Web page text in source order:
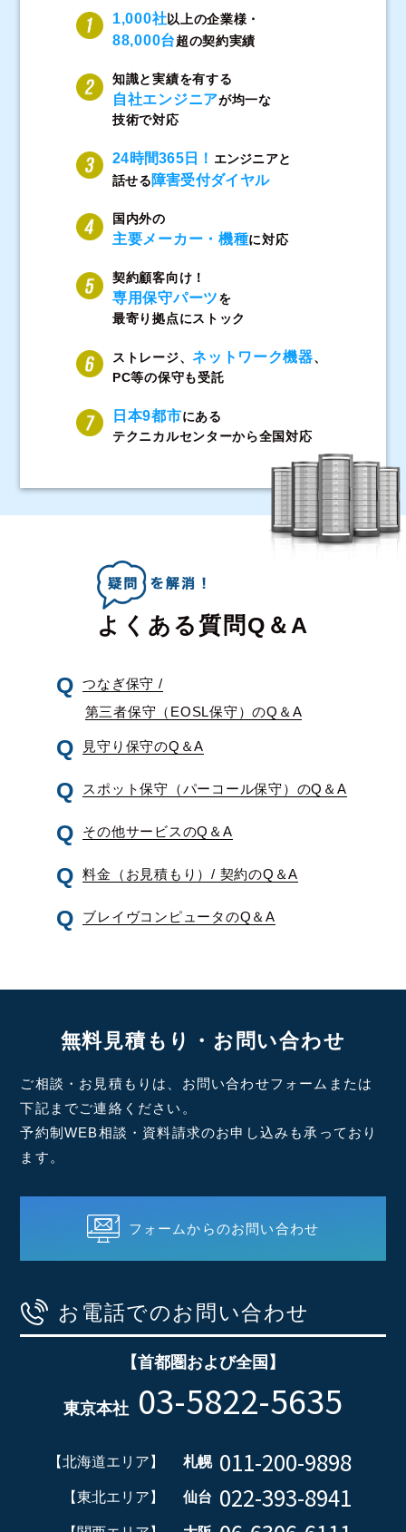
1,000社以上の企業様・
88,000台超の契約実績
知識と実績を有する
自社エンジニアが均一な
技術で対応
24時間365日！ エンジニアと
話せる障害受付ダイヤル
国内外の
主要メーカー・機種に対応
契約顧客向け！
専用保守パーツを
最寄り拠点にストック
ストレージ、ネットワーク機器、
PC等の保守も受託
日本9都市にある
テクニカルセンターから全国対応
よくある質問Q＆A
つなぎ保守 /
第三者保守（EOSL保守）のQ＆A
見守り保守のQ＆A
スポット保守（パーコール保守）のQ＆A
その他サービスのQ＆A
料金（お見積もり）/ 契約のQ＆A
ブレイヴコンピュータのQ＆A
無料見積もり・お問い合わせ
ご相談・お見積もりは、お問い合わせフォームまたは
下記までご連絡ください。
予約制WEB相談・資料請求のお申し込みも承っており
ます。
フォームからのお問い合わせ
お電話でのお問い合わせ
【首都圏および全国】
東京本社 03-5822-5635
【北海道エリア】 札幌 011-200-9898
【東北エリア】 仙台 022-393-8941